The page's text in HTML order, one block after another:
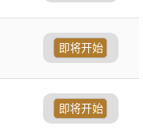
即将开始
即将开始